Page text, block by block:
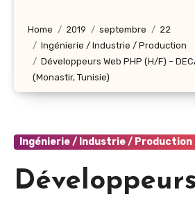
Home 2019 septembre
22
Ingénierie / Industrie / Production
Développeurs Web PHP (H/F) –
(Monastir, Tunisie)
Ingénierie / Industrie / Production